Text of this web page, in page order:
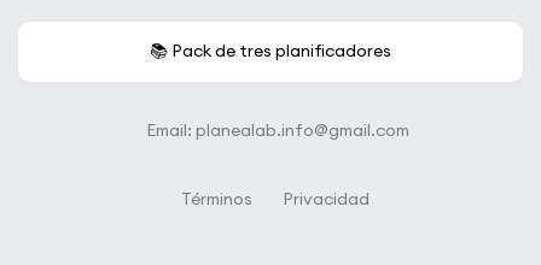
📚 Pack de tres planificadores
Email: planealab.info@gmail.com
Términos Privacidad